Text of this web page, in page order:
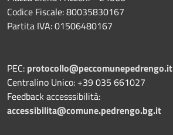
Codice Fiscale: 80035830167
Partita IVA: 01506480167
PEC: protocollo@peccomunepedrengo.it
Centralino Unico: +39 035 661027
Feedback accesssibilità:
accessibilita@comune.pedrengo.bg.it